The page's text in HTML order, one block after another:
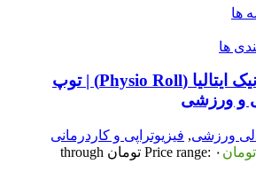
ها
ها
خرید فیزیورول جیم‌نیک ایتالیا (Physio Roll) | توپ
و ورزشی
ورزشی, فیزیوتراپی و کاردرمانی
تومان
Price range: ۰ تومان through